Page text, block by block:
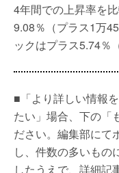
4年間での上昇率を
9.08％（プラス1万
ックはプラス5.74％
■「より詳しい情報
たい」場合、下の「
ださい。編集部にて
し、件数の多いもの
したうえで、詳細記